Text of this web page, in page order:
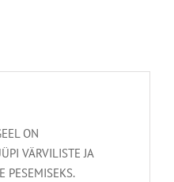
ON
VÄRVILISTE JA
PESEMISEKS.